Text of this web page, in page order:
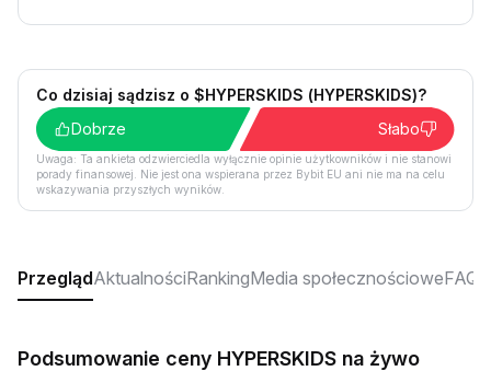
Co dzisiaj sądzisz o $HYPERSKIDS (HYPERSKIDS)?
Dobrze
Słabo
Uwaga: Ta ankieta odzwierciedla wyłącznie opinie użytkowników i nie stanowi
porady finansowej. Nie jest ona wspierana przez Bybit EU ani nie ma na celu
wskazywania przyszłych wyników.
PrzeglądAktualnościRankingMedia społecznościoweFAQ
Podsumowanie ceny HYPERSKIDS na żywo